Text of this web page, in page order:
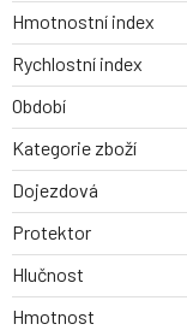
Hmotnostní index
Rychlostní index
Období
Kategorie zboží
Dojezdová
Protektor
Hlučnost
Hmotnost